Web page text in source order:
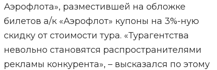
Аэрофлота», разместившей на обложке
билетов а/к «Аэрофлот» купоны на 3%-ную
скидку от стоимости тура. «Турагентства
невольно становятся распространителями
рекламы конкурента», – высказался по этому